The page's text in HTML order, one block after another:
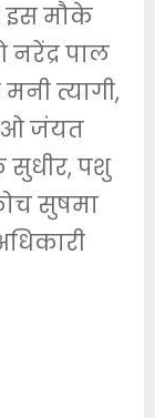
इस मौके
नरेंद्र पाल
त्यागी,
जंयत
सुधीर, पशु
सुषमा